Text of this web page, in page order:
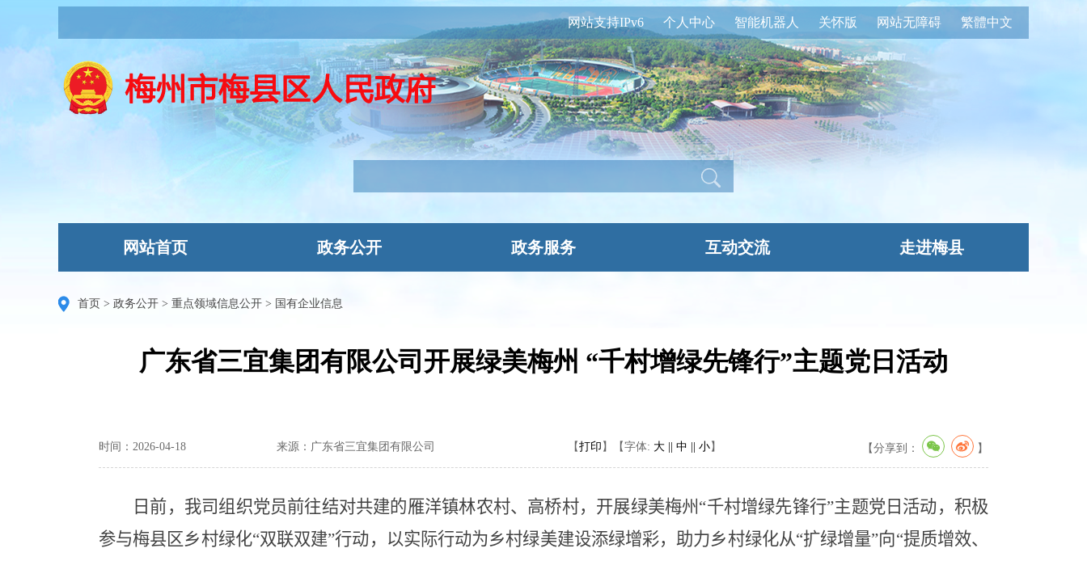
繁體中文
网站无障碍
关怀版
智能机器人
个人中心
网站支持IPv6
网站首页 政务公开 政务服务 互动交流 走进梅县
首页 > 政务公开 > 重点领域信息公开 > 国有企业信息
广东省三宜集团有限公司开展绿美梅州 “千村增绿先锋行”主题党日活动
时间：2026-04-18 来源：广东省三宜集团有限公司 【分享到： 】
【字体: 大 || 中 || 小】
【打印 】
日前，我司组织党员前往结对共建的雁洋镇林农村、高桥村，开展绿美梅州“千村增绿先锋行”主题党日活动，积极
参与梅县区乡村绿化“双联双建”行动，以实际行动为乡村绿美建设添绿增彩，助力乡村绿化从“扩绿增量”向“提质增效、